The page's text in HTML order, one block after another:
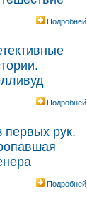
Подробней
Подробней
первых рук.
Подробней